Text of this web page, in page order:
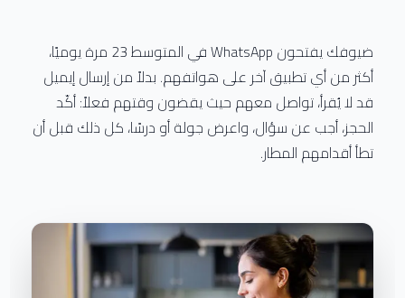
ضيوفك يفتحون WhatsApp في المتوسط 23 مرة يوميًا،
أكثر من أي تطبيق آخر على هواتفهم. بدلاً من إرسال إيميل
قد لا يُقرأ، تواصل معهم حيث يقضون وقتهم فعلاً: أكّد
الحجز، أجب عن سؤال، واعرض جولة أو درسًا، كل ذلك قبل أن
تطأ أقدامهم المطار.